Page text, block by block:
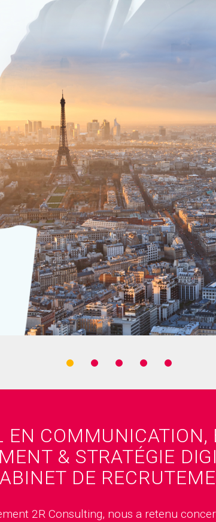
EN COMMUNICATION,
& STRATÉGIE
DE
2R Consulting, nous a retenu